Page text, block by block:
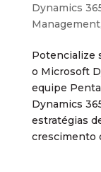
Dynamics
Management,
Potencialize
o Microsoft
equipe
Dynamics
estratégias
crescimento